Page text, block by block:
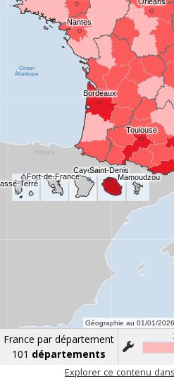
Explorer ce contenu
Géographie au 01/01/
France par département
101 départements
t